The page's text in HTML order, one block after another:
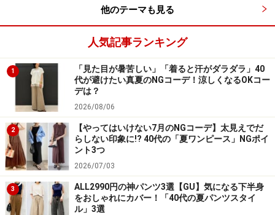
袖口にギャザーが入っていておしゃれ見えします
カラバリはブラックと、淡く上品な発色のブルーの2
色。次にご紹介する「コットンドビーテーパードクロッ
プドパンツ」とセットアップとしても着ることができ、
よりコーディネートの幅を広げてくれるのも注目したい
ポイントです。
3. 肌触りのいいコットン素材をきれい色で
楽しめるテーパードパンツ
他のテーマも見る
人気記事ランキング
1
「見た目が暑苦しい」「着ると汗がダラダラ」40
代が避けたい真夏のNGコーデ！涼しくなるOKコー
デは？
2026/08/06
2
【やってはいけない7月のNGコーデ】太見えでだ
らしない印象に!? 40代の「夏ワンピース」NGポイ
ント3つ
2026/07/03
3
ALL2990円の神パンツ3選【GU】気になる下半身
をおしゃれにカバー！「40代の夏パンツスタイ
ル」3選